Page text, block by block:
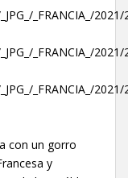
con un gorro
y